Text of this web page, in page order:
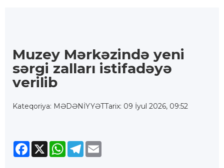
Muzey Mərkəzində yeni
sərgi zalları istifadəyə
verilib
Kateqoriya: MƏDƏNİYYƏTTarix: 09 İyul 2026, 09:52
Facebook
X WhatsApp
Telegram